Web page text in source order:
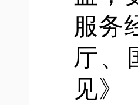
服务
厅、
见》